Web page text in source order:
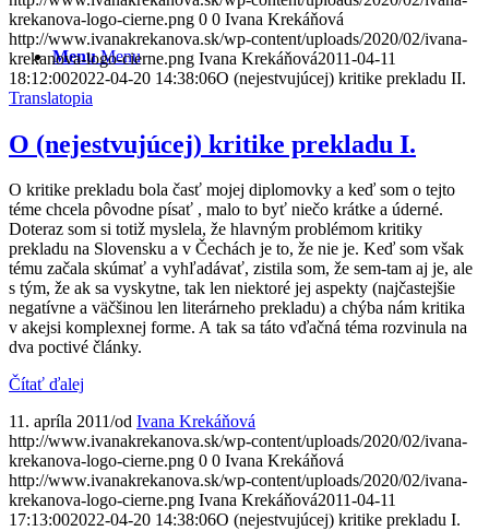
Menu Menu
krekanova-logo-cierne.png 0 0 Ivana Krekáňová
http://www.ivanakrekanova.sk/wp-content/uploads/2020/02/ivana-
krekanova-logo-cierne.png Ivana Krekáňová2011-04-11
18:12:002022-04-20 14:38:06O (nejestvujúcej) kritike prekladu II.
Translatopia
O (nejestvujúcej) kritike prekladu I.
O kritike prekladu bola časť mojej diplomovky a keď som o tejto
téme chcela pôvodne písať , malo to byť niečo krátke a úderné.
Doteraz som si totiž myslela, že hlavným problémom kritiky
prekladu na Slovensku a v Čechách je to, že nie je. Keď som však
tému začala skúmať a vyhľadávať, zistila som, že sem-tam aj je, ale
s tým, že ak sa vyskytne, tak len niektoré jej aspekty (najčastejšie
negatívne a väčšinou len literárneho prekladu) a chýba nám kritika
v akejsi komplexnej forme. A tak sa táto vďačná téma rozvinula na
dva poctivé články.
Čítať ďalej
11. apríla 2011/od Ivana Krekáňová
http://www.ivanakrekanova.sk/wp-content/uploads/2020/02/ivana-
krekanova-logo-cierne.png 0 0 Ivana Krekáňová
http://www.ivanakrekanova.sk/wp-content/uploads/2020/02/ivana-
krekanova-logo-cierne.png Ivana Krekáňová2011-04-11
17:13:002022-04-20 14:38:06O (nejestvujúcej) kritike prekladu I.